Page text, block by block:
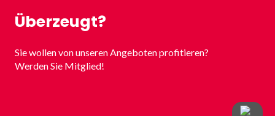
Überzeugt?
Sie wollen von unseren Angeboten profitieren?
Werden Sie Mitglied!